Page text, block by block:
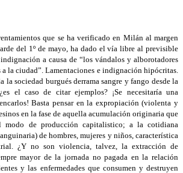
que se ha verificado en Milán al margen
del 1º de mayo, ha dado el vía libre al previsible
a causa de “los vándalos y alborotadores
a la ciudad”. Lamentaciones e indignación hipócritas.
la sociedad burgués derrama sangre y fango desde la
el caso de citar ejemplos? ¡Se necesitaría una
Basta pensar en la expropiación (violenta y
en la fase de aquella acumulación originaria que
de producción capitalistico; a la cotidiana
de hombres, mujeres y niños, característica
¿Y no son violencia, talvez, la extracción de
mayor de la jornada no pagada en la relación
y las enfermedades que consumen y destruyen